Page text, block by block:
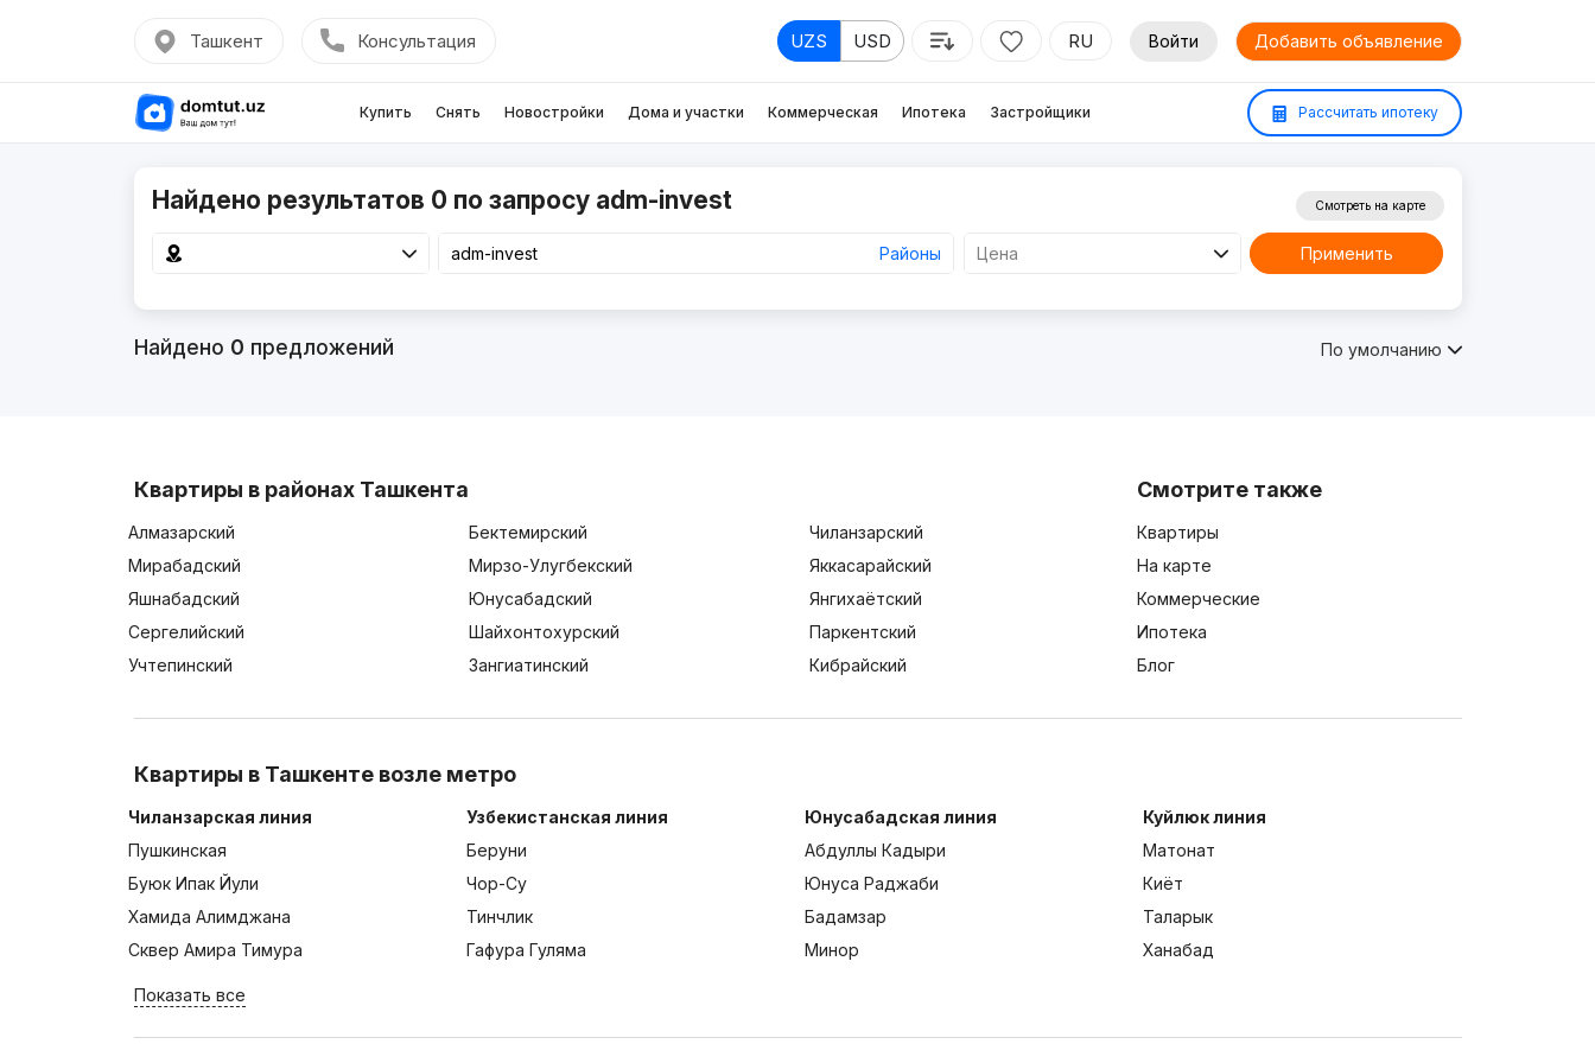
Ташкент Консультация UZS USD RU Войти Добавить объявление
Купить Снять Новостройки Дома и участки Коммерческая Ипотека Застройщики Рассчитать ипотеку
Найдено результатов 0 по запросу adm-invest
Районы Цена
Смотреть на карте
Применить
Найдено 0 предложений По умолчанию
Квартиры в районах Ташкента
Алмазарский Бектемирский
Чиланзарский
Мирабадский
Мирзо-Улугбекский
Яккасарайский
Яшнабадский
Юнусабадский
Янгихаётский
Сергелийский
Шайхонтохурский
Паркентский
Учтепинский
Зангиатинский Кибрайский
Смотрите также
Квартиры
На карте
Коммерческие
Ипотека
Блог
Квартиры в Ташкенте возле метро
Чиланзарская линия
Пушкинская
Буюк Ипак Йули
Хамида Алимджана
Сквер Амира Тимура
Узбекистанская линия
Беруни
Чор-Су
Тинчлик
Гафура Гуляма
Юнусабадская линия
Абдуллы Кадыри
Юнуса Раджаби
Бадамзар
Минор
Куйлюк линия
Матонат
Киёт
Таларык
Ханабад
Показать все